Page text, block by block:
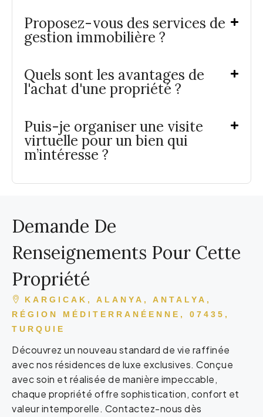
Proposez-vous des services de
gestion immobilière ?
Quels sont les avantages de
l'achat d'une propriété ?
Puis-je organiser une visite
virtuelle pour un bien qui
m’intéresse ?
Demande De
Renseignements Pour Cette
Propriété
KARGICAK, ALANYA, ANTALYA,
RÉGION MÉDITERRANÉENNE, 07435,
TURQUIE
Découvrez un nouveau standard de vie raffinée
avec nos résidences de luxe exclusives. Conçue
avec soin et réalisée de manière impeccable,
chaque propriété offre sophistication, confort et
valeur intemporelle. Contactez-nous dès